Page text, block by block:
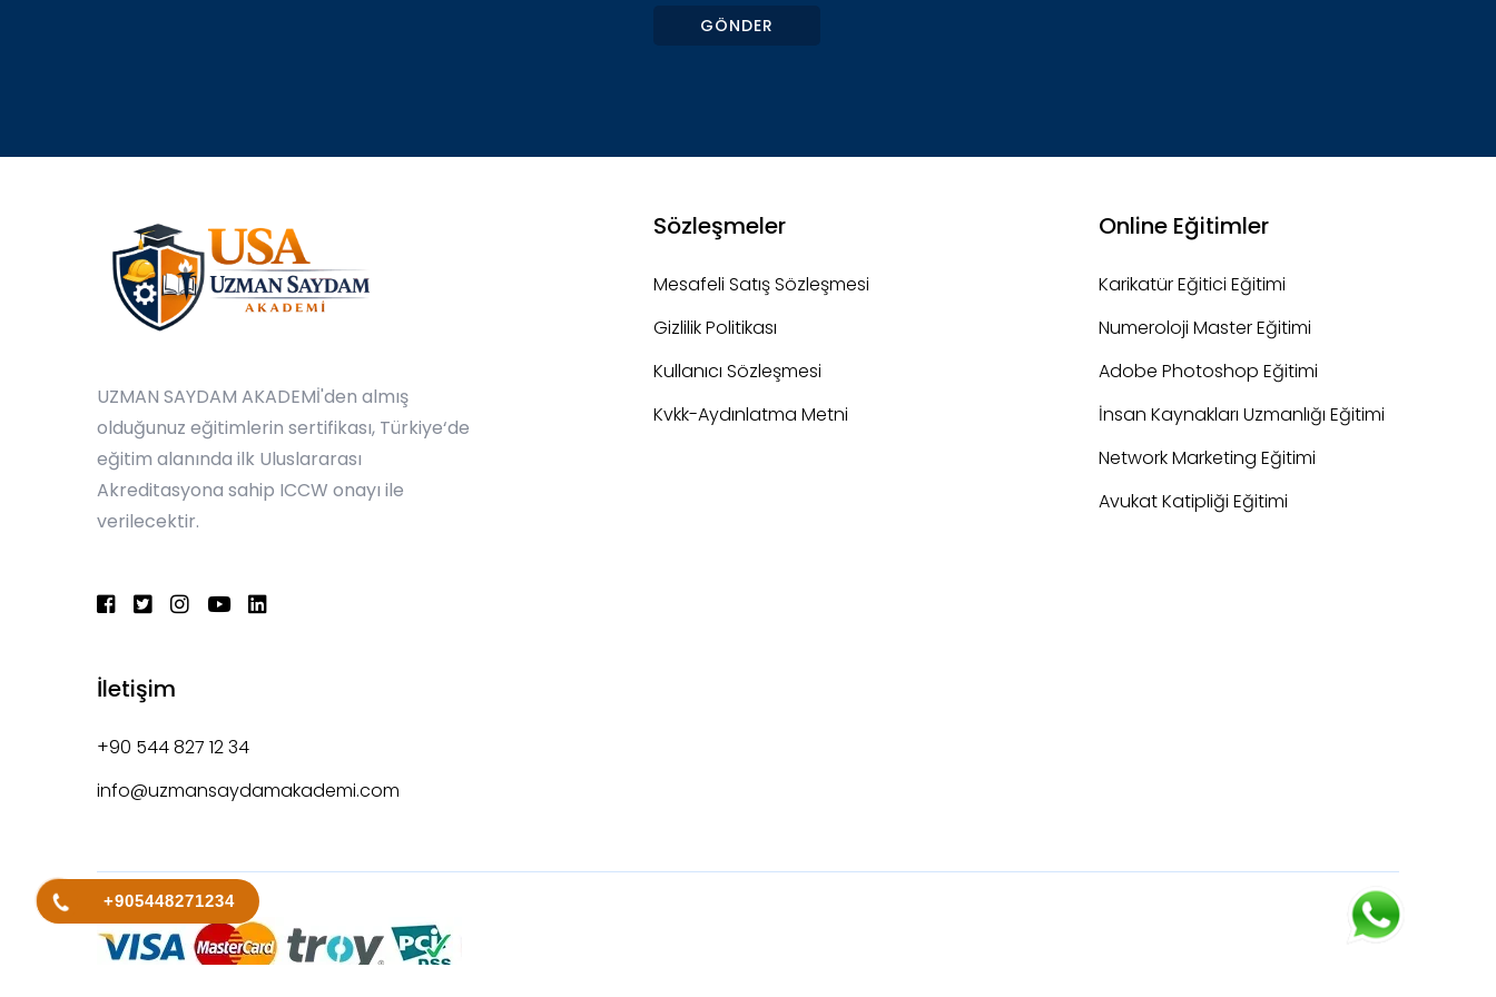
+905448271234
GÖNDER
UZMAN SAYDAM AKADEMİ'den almış
olduğunuz eğitimlerin sertifikası, Türkiye‘de
eğitim alanında ilk Uluslararası
Akreditasyona sahip ICCW onayı ile
verilecektir.
Sözleşmeler
Mesafeli Satış Sözleşmesi
Gizlilik Politikası
Kullanıcı Sözleşmesi
Kvkk-Aydınlatma Metni
Online Eğitimler
Karikatür Eğitici Eğitimi
Numeroloji Master Eğitimi
Adobe Photoshop Eğitimi
İnsan Kaynakları Uzmanlığı Eğitimi
Network Marketing Eğitimi
Avukat Katipliği Eğitimi
İletişim
+90 544 827 12 34
info@uzmansaydamakademi.com